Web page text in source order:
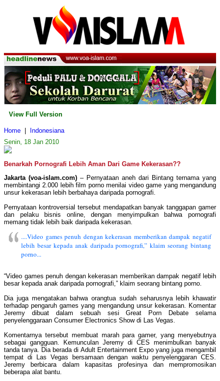
View Full Version
Home
Indonesiana
Senin, 18 Jan 2010
Benarkah Pornografi Lebih Aman Dari Game Kekerasan??
Jakarta (voa-islam.com) – Pernyataan aneh dari Bintang ternama yang
membintangi 2.000 lebih film porno menilai video game yang mengandung
unsur kekerasan lebih berbahaya daripada pornografi.
Pernyataan kontroversial tersebut mendapatkan banyak tanggapan gamer
dan pelaku bisnis online, dengan menyimpulkan bahwa pornografi
memang tidak lebih baik daripada kekerasan.
....Video games penuh dengan kekerasan memberikan dampak negatif
lebih besar kepada anak daripada pornografi,” klaim seorang bintang
porno...
“Video games penuh dengan kekerasan memberikan dampak negatif lebih
besar kepada anak daripada pornografi,” klaim seorang bintang porno.
Dia juga mengatakan bahwa orangtua sudah seharusnya lebih khawatir
terhadap pengaruh games yang mengandung unsur kekerasan. Komentar
Jeremy dibuat dalam sebuah sesi Great Porn Debate selama
penyelenggaraan Consumer Electronics Show di Las Vegas.
Komentarnya tersebut membuat marah para gamer, yang menyebutnya
sebagai gangguan. Kemunculan Jeremy di CES menimbulkan banyak
tanda tanya. Dia berada di Adult Entertainment Expo yang juga mengambil
tempat di Las Vegas bersamaan dengan waktu penyelenggaran CES.
Jeremy berbicara dalam kapasitas profesinya dan mempromosikan
beberapa alat bantu.